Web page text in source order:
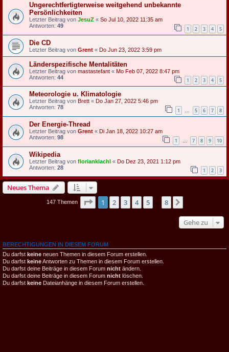
Ungerechtfertigterweise weitgehend unbekannte
Persönlichkeiten
Letzter Beitrag von JesuZ « So Jul 10, 2022 11:35 am
Antworten: 49 1 2 3 4 5
Die CD
Letzter Beitrag von Grent « Do Jun 23, 2022 3:59 pm
Länderspezifische Mentalitäten
Letzter Beitrag von mastastefant « Mo Feb 07, 2022 8:47 pm
Antworten: 44 1 2 3 4 5
Meteorologie u. Klimatologie
Letzter Beitrag von Brett « Do Jan 27, 2022 5:46 pm
Antworten: 78 1 … 5 6 7 8
Der Energie-Thread
Letzter Beitrag von Grent « Di Jan 18, 2022 10:27 am
Antworten: 98 1 7 8 9 10
Wikipedia
Letzter Beitrag von florianklachl « Do Dez 23, 2021 1:12 pm
Antworten: 28 1 2 3
Neues Thema
147 Themen Seite 1von
1 2 3 4 5 8
Gehe zu
BERECHTIGUNGEN IN DIESEM FORUM
Du darfst keine neuen Themen in diesem Forum erstellen.
Du darfst keineAntworten zu Themen in diesem Forum erstellen.
Du darfst deine Beiträge in diesem Forum nicht ändern.
Du darfst deine Beiträge in diesem Forum nicht löschen.
Du darfst keine Dateianhänge in diesem Forum erstellen.